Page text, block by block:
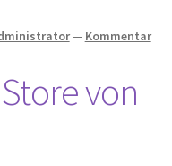
— Kommentar
von